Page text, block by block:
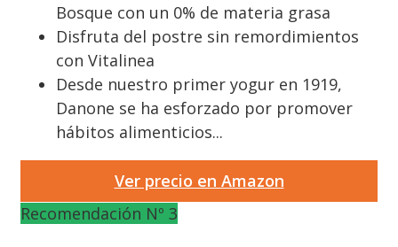
Bosque con un 0% de materia grasa
Disfruta del postre sin remordimientos
con Vitalinea
Desde nuestro primer yogur en 1919,
Danone se ha esforzado por promover
hábitos alimenticios...
Ver precio en Amazon
Recomendación Nº 3